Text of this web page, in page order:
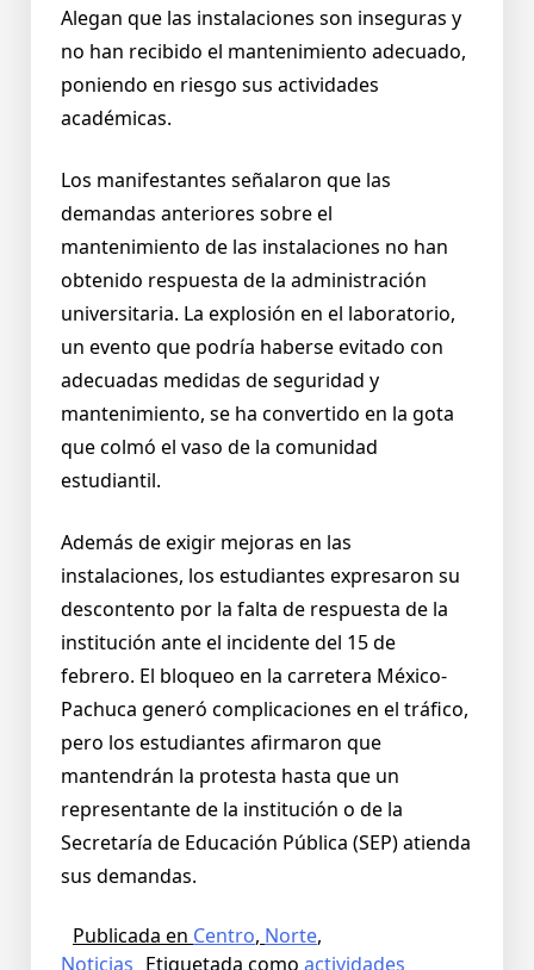
Alegan que las instalaciones son inseguras y
no han recibido el mantenimiento adecuado,
poniendo en riesgo sus actividades
académicas.
Los manifestantes señalaron que las
demandas anteriores sobre el
mantenimiento de las instalaciones no han
obtenido respuesta de la administración
universitaria. La explosión en el laboratorio,
un evento que podría haberse evitado con
adecuadas medidas de seguridad y
mantenimiento, se ha convertido en la gota
que colmó el vaso de la comunidad
estudiantil.
Además de exigir mejoras en las
instalaciones, los estudiantes expresaron su
descontento por la falta de respuesta de la
institución ante el incidente del 15 de
febrero. El bloqueo en la carretera México-
Pachuca generó complicaciones en el tráfico,
pero los estudiantes afirmaron que
mantendrán la protesta hasta que un
representante de la institución o de la
Secretaría de Educación Pública (SEP) atienda
sus demandas.
Publicada en Centro, Norte,
Noticias Etiquetada como actividades